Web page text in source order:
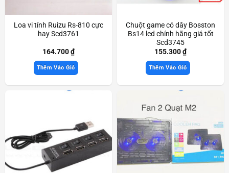
Loa vi tính Ruizu Rs-810 cực
hay Scd3761
164.700₫
Thêm Vào Giỏ
Chuột game có dây Bosston
Bs14 led chính hãng giá tốt
Scd3745
155.300₫
Thêm Vào Giỏ